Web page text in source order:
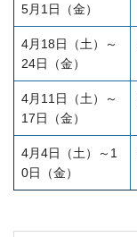
5月1日（金）
4月18日（土）～
24日（金）
4月11日（土）～
17日（金）
4月4日（土）～1
0日（金）